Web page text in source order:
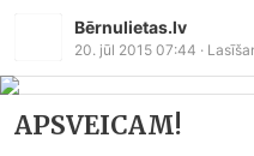
Bērnulietas.lv
20. jūl 2015 07:44 ·
APSVEICAM!